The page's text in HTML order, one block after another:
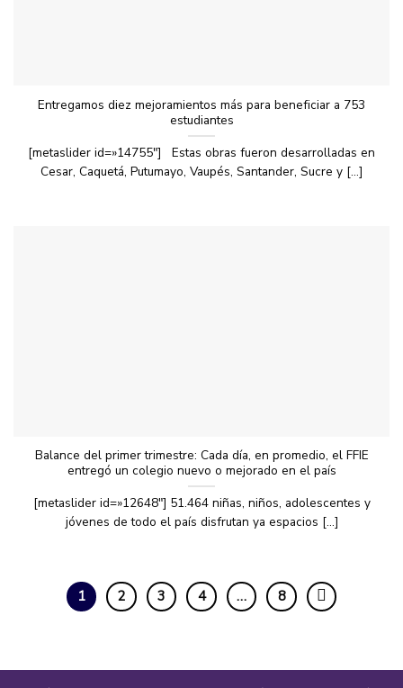
Entregamos diez mejoramientos más para beneficiar a 753
estudiantes
[metaslider id=»14755″] Estas obras fueron desarrolladas en
Cesar, Caquetá, Putumayo, Vaupés, Santander, Sucre y [...]
Balance del primer trimestre: Cada día, en promedio, el FFIE
entregó un colegio nuevo o mejorado en el país
[metaslider id=»12648″] 51.464 niñas, niños, adolescentes y
jóvenes de todo el país disfrutan ya espacios [...]
1 2 3 4 … 8